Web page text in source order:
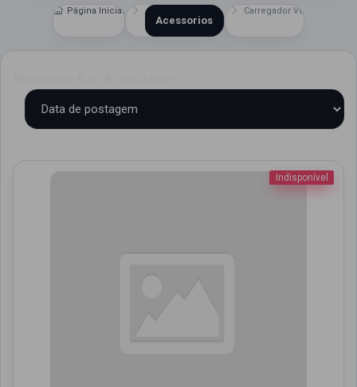
Página Inicial
Acessorios
Carregador V8
Indisponível